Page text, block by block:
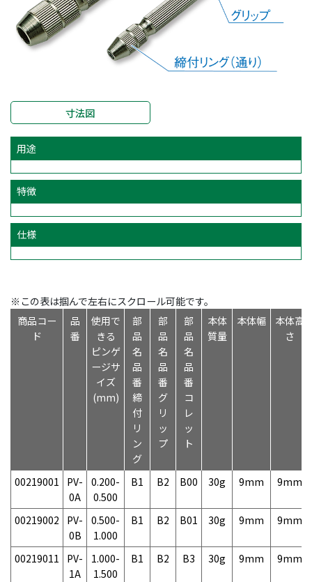
寸法図
用途
特徴
仕様
※この表は掴んで左右にスクロール可能です。
商品コー
ド
品
番
使用で
きる
ピンゲ
ージサ
イズ
(mm)
部
品
名
品
番
締
付
リ
ン
グ
部
品
名
品
番
グ
リ
ッ
プ
部
品
名
品
番
コ
レ
ッ
ト
本体
質量
本体幅
本体高
さ
00219001
PV-
0A
0.200-
0.500
B1 B2 B00 30g 9mm 9mm
00219002
PV-
0B
0.500-
1.000
B1 B2 B01 30g 9mm 9mm
00219011
PV-
1A
1.000-
1.500
B1 B2 B3 30g 9mm 9mm